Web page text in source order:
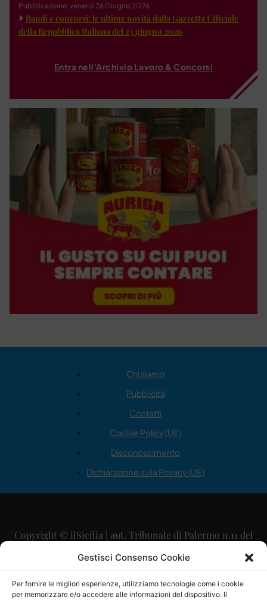
Gestisci Consenso Cookie
Per fornire le migliori esperienze, utilizziamo tecnologie come i cookie
per memorizzare e/o accedere alle informazioni del dispositivo. Il
Pubblicazione: venerdì 26 Giugno 2026
Bandi e concorsi: le ultime novità dalla Gazzetta Ufficiale
della Repubblica Italiana del 23 giugno 2026
Entra nell'Archivio Lavoro & Concorsi
Chi siamo
Pubblicità
Contatti
Cookie Policy (UE)
Disconoscimento
Dichiarazione sulla Privacy (UE)
Copyright © ilSicilia | aut. Tribunale di Palermo n.11 del
29/09/2015